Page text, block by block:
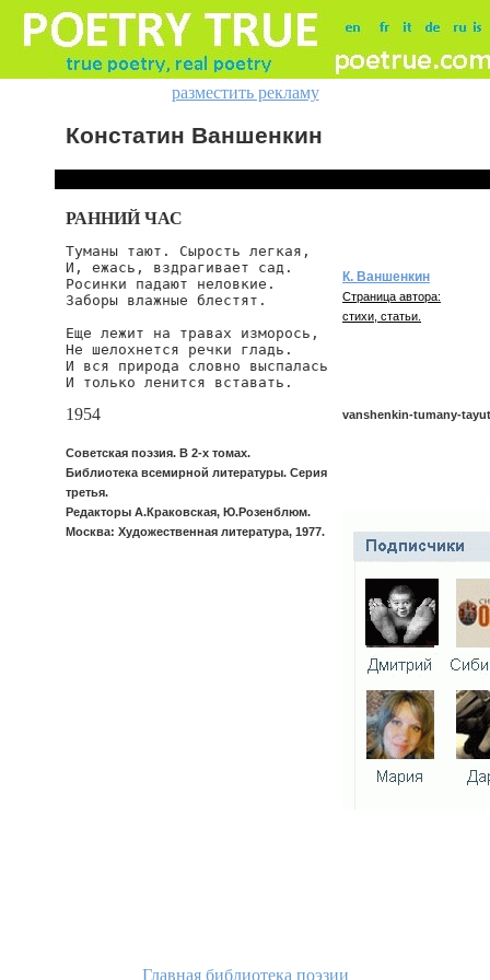
разместить рекламу
Констатин Ваншенкин
РАННИЙ ЧАС
Туманы тают. Сырость легкая,
И, ежась, вздрагивает сад.
Росинки падают неловкие.
Заборы влажные блестят.
Еще лежит на травах изморось,
Не шелохнется речки гладь.
И вся природа словно выспалась
И только ленится вставать.
1954
Советская поэзия. В 2-х томах.
Библиотека всемирной литературы. Серия
третья.
Редакторы А.Краковская, Ю.Розенблюм.
Москва: Художественная литература, 1977.
К. Ваншенкин
Страница автора:
стихи, статьи.
vanshenkin-tumany-
Главная библиотека поэзии